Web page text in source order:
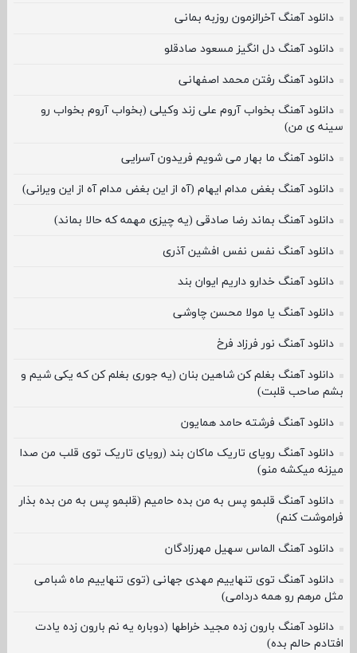
دانلود آهنگ آخرالزمون روزبه بمانی
دانلود آهنگ دل انگیز مسعود صادقلو
دانلود آهنگ رفتن محمد اصفهانی
دانلود آهنگ بخواب آروم علی زند وکیلی (بخواب آروم بخواب رو
سینه ی من)
دانلود آهنگ ما بهار می شویم فریدون آسرایی
دانلود آهنگ بغض مدام ایهام (آه از این بغض مدام آه از این ویرانی)
دانلود آهنگ بماند رضا صادقی (یه چیزی مهمه که حالا بماند)
دانلود آهنگ نفس نفس افشین آذری
دانلود آهنگ خدارو داریم ایوان بند
دانلود آهنگ یا مولا محسن چاوشی
دانلود آهنگ نور فرزاد فرخ
دانلود آهنگ بغلم کن شاهین بنان (یه جوری بغلم کن که یکی شیم و
بشم صاحب قلبت)
دانلود آهنگ فرشته حامد همایون
دانلود آهنگ رویای تاریک ماکان بند (رویای تاریک توی قلب من صدا
میزنه میکشه منو)
دانلود آهنگ قلبمو پس به من بده حامیم (قلبمو پس به من بده بذار
فراموشت کنم)
دانلود آهنگ الماس سهیل مهرزادگان
دانلود آهنگ توی تنهاییم مهدی جهانی (توی تنهاییم ماه شبامی
مثل مرهم رو همه دردامی)
دانلود آهنگ بارون زده مجید خراطها (دوباره یه نم بارون زده یادت
افتادم حالم بده)